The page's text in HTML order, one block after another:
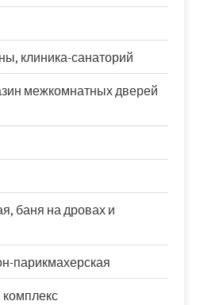
клиника-санаторий
межкомнатных дверей
баня на дровах и
парикмахерская